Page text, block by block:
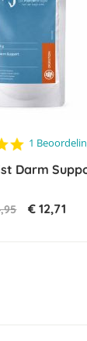
5.0
rating
1
Darm
€ 12,71